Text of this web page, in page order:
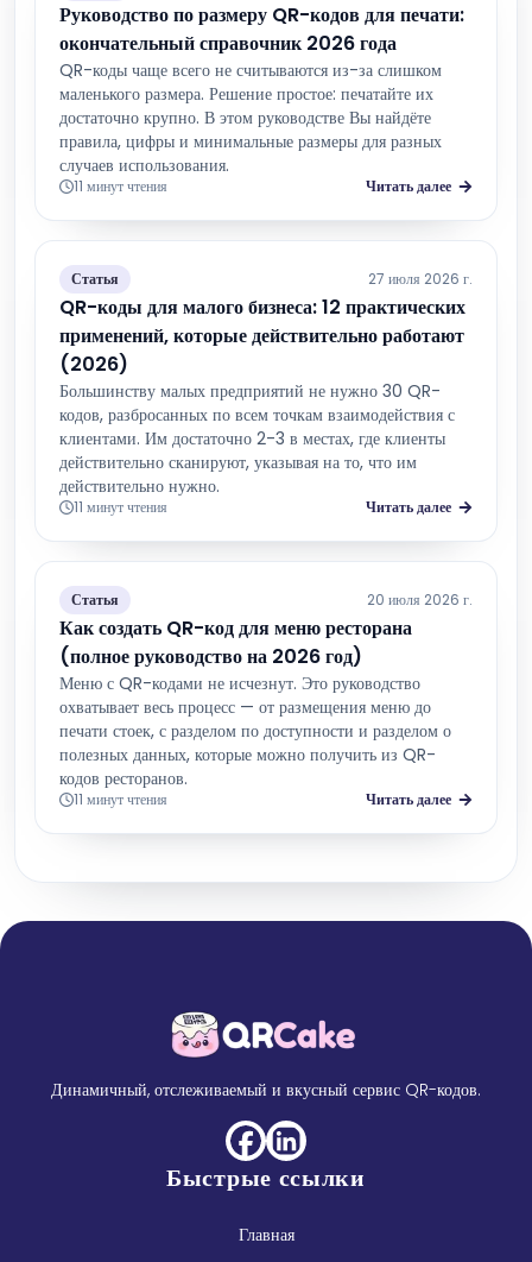
Руководство по размеру QR-кодов для печати:
окончательный справочник 2026 года
QR-коды чаще всего не считываются из-за слишком
маленького размера. Решение простое: печатайте их
достаточно крупно. В этом руководстве Вы найдёте
правила, цифры и минимальные размеры для разных
случаев использования.
11 минут чтения Читать далее
Статья 27 июля 2026 г.
QR-коды для малого бизнеса: 12 практических
применений, которые действительно работают
(2026)
Большинству малых предприятий не нужно 30 QR-
кодов, разбросанных по всем точкам взаимодействия с
клиентами. Им достаточно 2-3 в местах, где клиенты
действительно сканируют, указывая на то, что им
действительно нужно.
11 минут чтения Читать далее
Статья 20 июля 2026 г.
Как создать QR-код для меню ресторана
(полное руководство на 2026 год)
Меню с QR-кодами не исчезнут. Это руководство
охватывает весь процесс — от размещения меню до
печати стоек, с разделом по доступности и разделом о
полезных данных, которые можно получить из QR-
кодов ресторанов.
11 минут чтения Читать далее
Динамичный, отслеживаемый и вкусный сервис QR-кодов.
Быстрые ссылки
Главная